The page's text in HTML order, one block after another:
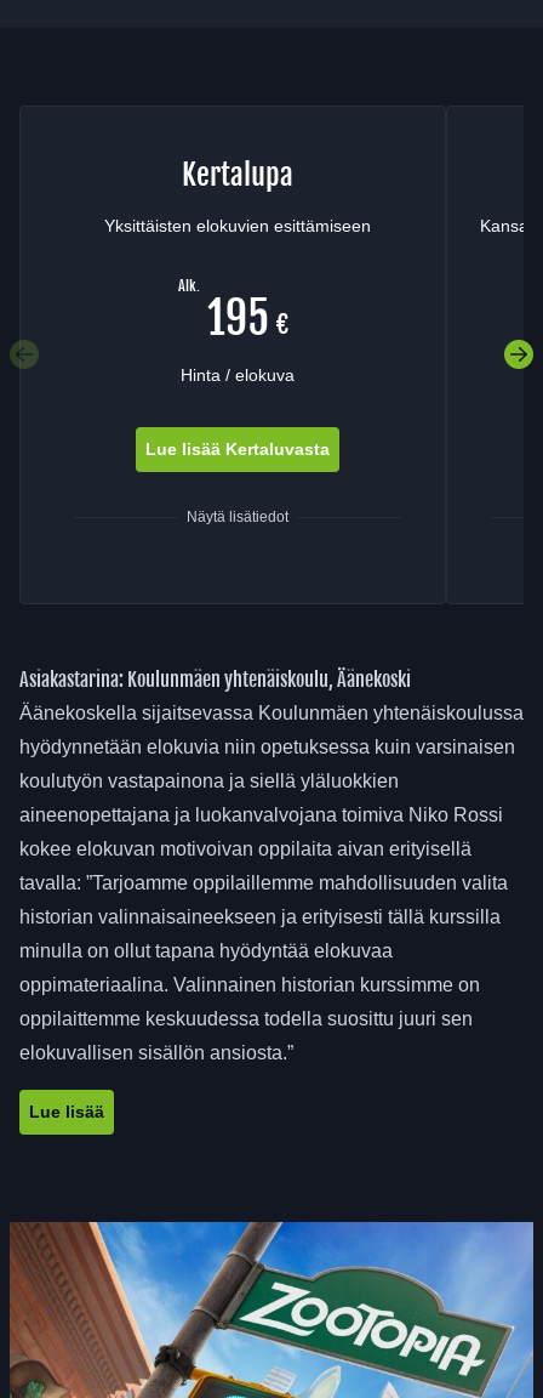
Kertalupa
Yksittäisten elokuvien esittämiseen
Alk.
195 €
Hinta / elokuva
Lue lisää Kertaluvasta
Näytä lisätiedot
Edellinen välilehti
Asiakastarina: Koulunmäen yhtenäiskoulu, Äänekoski
Äänekoskella sijaitsevassa Koulunmäen yhtenäiskoulussa
hyödynnetään elokuvia niin opetuksessa kuin varsinaisen
koulutyön vastapainona ja siellä yläluokkien
aineenopettajana ja luokanvalvojana toimiva Niko Rossi
kokee elokuvan motivoivan oppilaita aivan erityisellä
tavalla: ”Tarjoamme oppilaillemme mahdollisuuden valita
historian valinnaisaineekseen ja erityisesti tällä kurssilla
minulla on ollut tapana hyödyntää elokuvaa
oppimateriaalina. Valinnainen historian kurssimme on
oppilaittemme keskuudessa todella suosittu juuri sen
elokuvallisen sisällön ansiosta.”
Lue lisää